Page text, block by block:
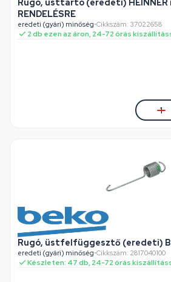
Rugó, üsttartó (eredeti) HEINNER
RENDELÉSRE
eredeti (gyári) minőség•Cikkszám: 37022658
2 db ezen az áron, 24-72 órás
Rugó, üstfelfüggesztő (eredeti)
eredeti (gyári) minőség•Cikkszám: 2817040100
Készleten: 47 db, 24-72 órás